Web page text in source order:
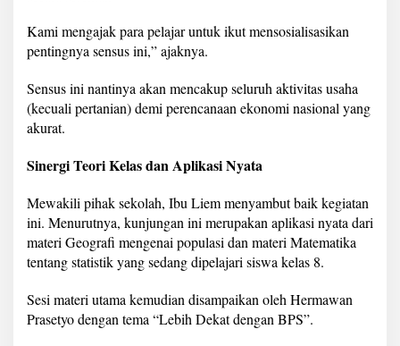
e
n
s
"
Kami mengajak para pelajar untuk ikut mensosialisasikan
pentingnya sensus ini,” ajaknya.
Sensus ini nantinya akan mencakup seluruh aktivitas usaha
(kecuali pertanian) demi perencanaan ekonomi nasional yang
akurat.
Sinergi Teori Kelas dan Aplikasi Nyata
Mewakili pihak sekolah, Ibu Liem menyambut baik kegiatan
ini. Menurutnya, kunjungan ini merupakan aplikasi nyata dari
materi Geografi mengenai populasi dan materi Matematika
tentang statistik yang sedang dipelajari siswa kelas 8.
Sesi materi utama kemudian disampaikan oleh Hermawan
Prasetyo dengan tema “Lebih Dekat dengan BPS”.